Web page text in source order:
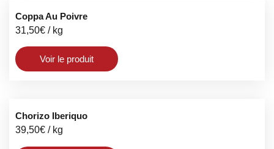
Coppa Au Poivre
31,50€ / kg
Voir le produit
Chorizo Iberiquo
39,50€ / kg